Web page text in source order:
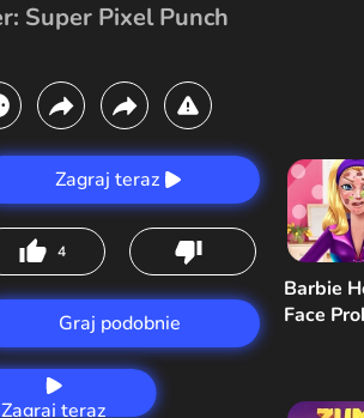
Super Pixel Punch
Zagraj teraz
Zagraj teraz
4
Graj podobnie
Barbie
Face